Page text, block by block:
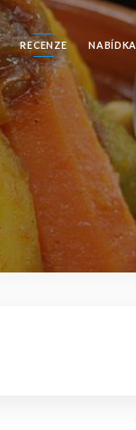
RECENZE NABÍDKA